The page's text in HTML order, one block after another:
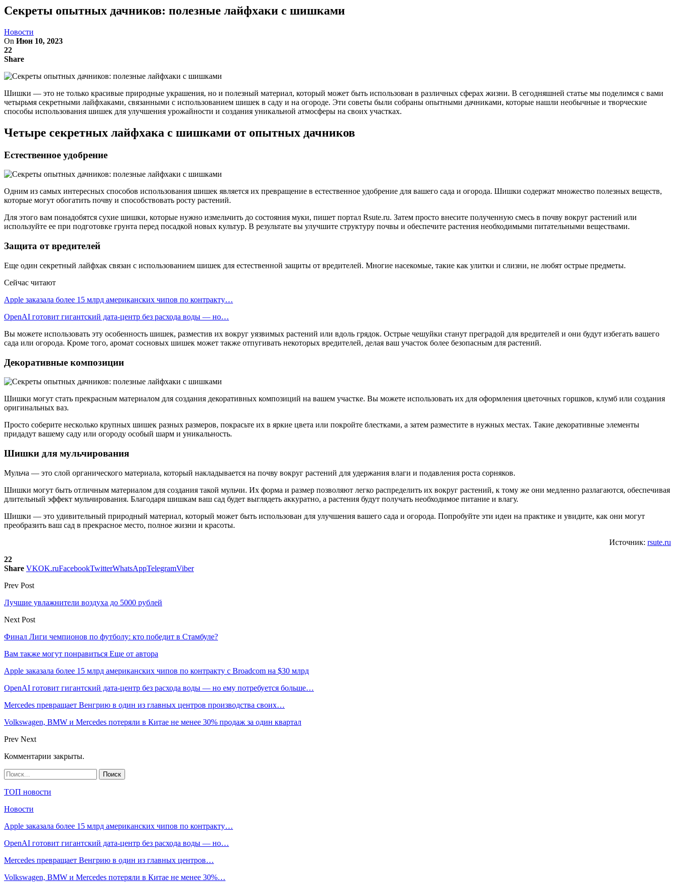
Секреты опытных дачников: полезные лайфхаки с шишками
Новости
On Июн 10, 2023
22
Share
Шишки — это не только красивые природные украшения, но и полезный материал, который может быть использован в различных сферах жизни. В сегодняшней статье мы поделимся с вами
четырьмя секретными лайфхаками, связанными с использованием шишек в саду и на огороде. Эти советы были собраны опытными дачниками, которые нашли необычные и творческие
способы использования шишек для улучшения урожайности и создания уникальной атмосферы на своих участках.
Четыре секретных лайфхака с шишками от опытных дачников
Естественное удобрение
Одним из самых интересных способов использования шишек является их превращение в естественное удобрение для вашего сада и огорода. Шишки содержат множество полезных веществ,
которые могут обогатить почву и способствовать росту растений.
Для этого вам понадобятся сухие шишки, которые нужно измельчить до состояния муки, пишет портал Rsute.ru. Затем просто внесите полученную смесь в почву вокруг растений или
используйте ее при подготовке грунта перед посадкой новых культур. В результате вы улучшите структуру почвы и обеспечите растения необходимыми питательными веществами.
Защита от вредителей
Еще один секретный лайфхак связан с использованием шишек для естественной защиты от вредителей. Многие насекомые, такие как улитки и слизни, не любят острые предметы.
Сейчас читают
Apple заказала более 15 млрд американских чипов по контракту…
OpenAI готовит гигантский дата-центр без расхода воды — но…
Вы можете использовать эту особенность шишек, разместив их вокруг уязвимых растений или вдоль грядок. Острые чешуйки станут преградой для вредителей и они будут избегать вашего
сада или огорода. Кроме того, аромат сосновых шишек может также отпугивать некоторых вредителей, делая ваш участок более безопасным для растений.
Декоративные композиции
Шишки могут стать прекрасным материалом для создания декоративных композиций на вашем участке. Вы можете использовать их для оформления цветочных горшков, клумб или создания
оригинальных ваз.
Просто соберите несколько крупных шишек разных размеров, покрасьте их в яркие цвета или покройте блестками, а затем разместите в нужных местах. Такие декоративные элементы
придадут вашему саду или огороду особый шарм и уникальность.
Шишки для мульчирования
Мульча — это слой органического материала, который накладывается на почву вокруг растений для удержания влаги и подавления роста сорняков.
Шишки могут быть отличным материалом для создания такой мульчи. Их форма и размер позволяют легко распределить их вокруг растений, к тому же они медленно разлагаются, обеспечивая
длительный эффект мульчирования. Благодаря шишкам ваш сад будет выглядеть аккуратно, а растения будут получать необходимое питание и влагу.
Шишки — это удивительный природный материал, который может быть использован для улучшения вашего сада и огорода. Попробуйте эти идеи на практике и увидите, как они могут
преобразить ваш сад в прекрасное место, полное жизни и красоты.
Источник: rsute.ru
22
Share VKOK.ruFacebookTwitterWhatsAppTelegramViber
Prev Post
Лучшие увлажнители воздуха до 5000 рублей
Next Post
Финал Лиги чемпионов по футболу: кто победит в Стамбуле?
Вам также могут понравиться Еще от автора
Apple заказала более 15 млрд американских чипов по контракту с Broadcom на $30 млрд
OpenAI готовит гигантский дата-центр без расхода воды — но ему потребуется больше…
Mercedes превращает Венгрию в один из главных центров производства своих…
Volkswagen, BMW и Mercedes потеряли в Китае не менее 30% продаж за один квартал
Prev Next
Комментарии закрыты.
ТОП новости
Новости
Apple заказала более 15 млрд американских чипов по контракту…
OpenAI готовит гигантский дата-центр без расхода воды — но…
Mercedes превращает Венгрию в один из главных центров…
Volkswagen, BMW и Mercedes потеряли в Китае не менее 30%…